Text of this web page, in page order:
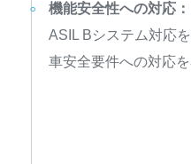
機能安全性への対応：
ASIL Bシステム対応
車安全要件への対応を